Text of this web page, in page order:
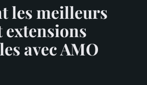
les meilleurs
avec AMO